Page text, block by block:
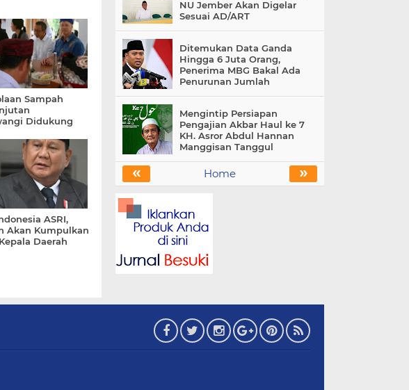
Sampah
Didukung
ASRI,
Akan Kumpulkan
Daerah
NU Jember Akan Digelar
Sesuai AD/ART
Ditemukan Data Ganda
Hingga 6 Juta Orang,
Penerima MBG Bakal Ada
Penurunan Jumlah
Mengintip Persiapan
Pengajian Akbar Haul ke 7
KH. Asror Abdul Hannan
Manggisan Tanggul
« »
Home